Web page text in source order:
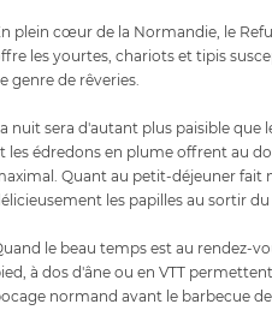
plein cœur de la Normandie, le
les yourtes, chariots et tipis
genre de rêveries.
nuit sera d'autant plus paisible que
les édredons en plume offrent au
Quant au petit-déjeuner fait
les papilles au sortir du
le beau temps est au rendez-
à dos d'âne ou en VTT
normand avant le barbecue